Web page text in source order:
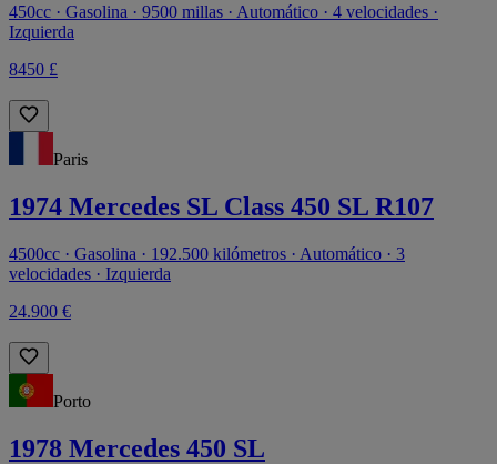
450cc · Gasolina · 9500 millas · Automático · 4 velocidades ·
Izquierda
8450 £
Paris
1974 Mercedes SL Class 450 SL R107
4500cc · Gasolina · 192.500 kilómetros · Automático · 3
velocidades · Izquierda
24.900 €
Porto
1978 Mercedes 450 SL